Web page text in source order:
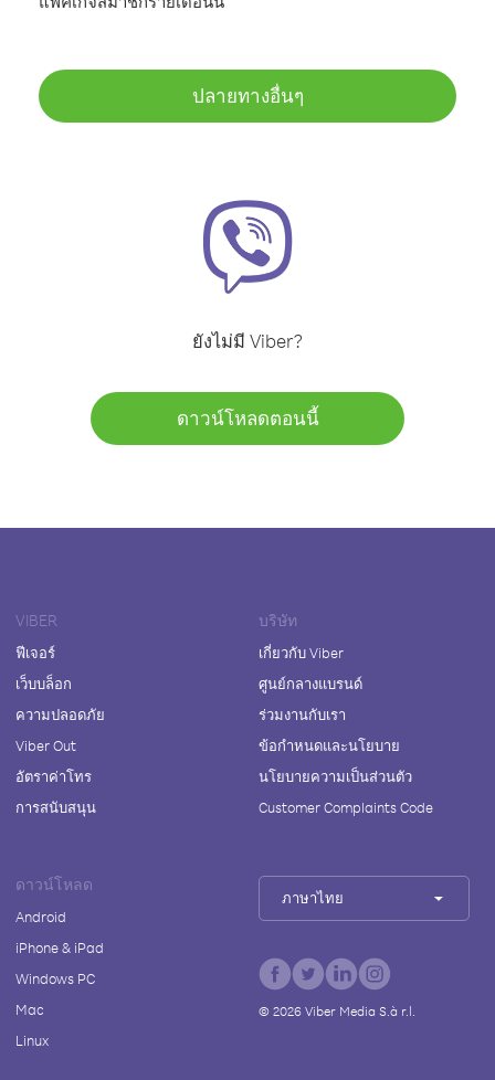
ปลายทางอื่นๆ
ยังไม่มี Viber?
ดาวน์โหลดตอนนี้
VIBER
ฟีเจอร์
เว็บบล็อก
ความปลอดภัย
Viber Out
อัตราค่าโทร
การสนับสนุน
บริษัท
เกี่ยวกับ Viber
ศูนย์กลางแบรนด์
ร่วมงานกับเรา
ข้อกำหนดและนโยบาย
นโยบายความเป็นส่วนตัว
Customer Complaints Code
ดาวน์โหลด
Android
iPhone & iPad
Windows PC
Mac
Linux
ภาษาไทย
© 2026Viber Media S.à r.l.